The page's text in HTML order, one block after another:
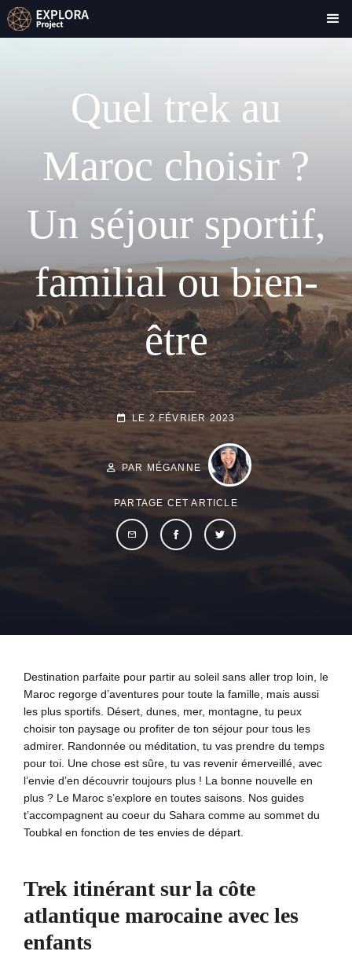
Quel trek au
Maroc choisir ?
Un séjour sportif,
familial ou bien-
être
POSTED-
LE2 FÉVRIER 2023
BYLINE
PAR MÉGANNE
PARTAGE CET ARTICLE
Destination parfaite pour partir au soleil sans aller trop loin, le
Maroc regorge d’aventures pour toute la famille, mais aussi
les plus sportifs. Désert, dunes, mer, montagne, tu peux
choisir ton paysage ou profiter de ton séjour pour tous les
admirer. Randonnée ou méditation, tu vas prendre du temps
pour toi. Une chose est sûre, tu vas revenir émerveillé, avec
l’envie d’en découvrir toujours plus ! La bonne nouvelle en
plus ? Le Maroc s’explore en toutes saisons. Nos guides
t’accompagnent au coeur du Sahara comme au sommet du
Toubkal en fonction de tes envies de départ.
Trek itinérant sur la côte
atlantique marocaine avec les
enfants